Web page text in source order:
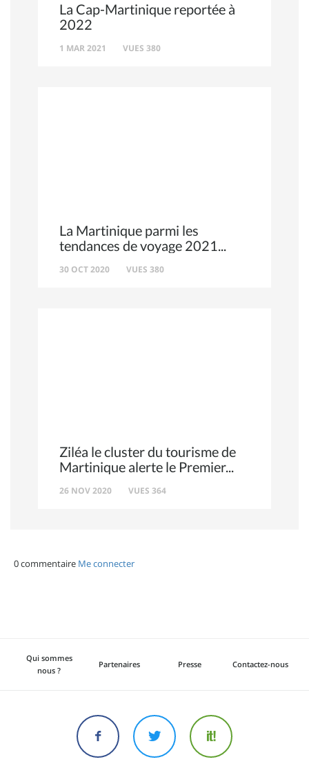
La Cap-Martinique reportée à
2022
1 MAR 2021 VUES 380
La Martinique parmi les
tendances de voyage 2021
30 OCT 2020 VUES 380
Ziléa le cluster du tourisme de
Martinique alerte le Premier
26 NOV 2020 VUES 364
0 commentaire Me connecter
Qui sommes
nous ?
Partenaires Presse Contactez-nous